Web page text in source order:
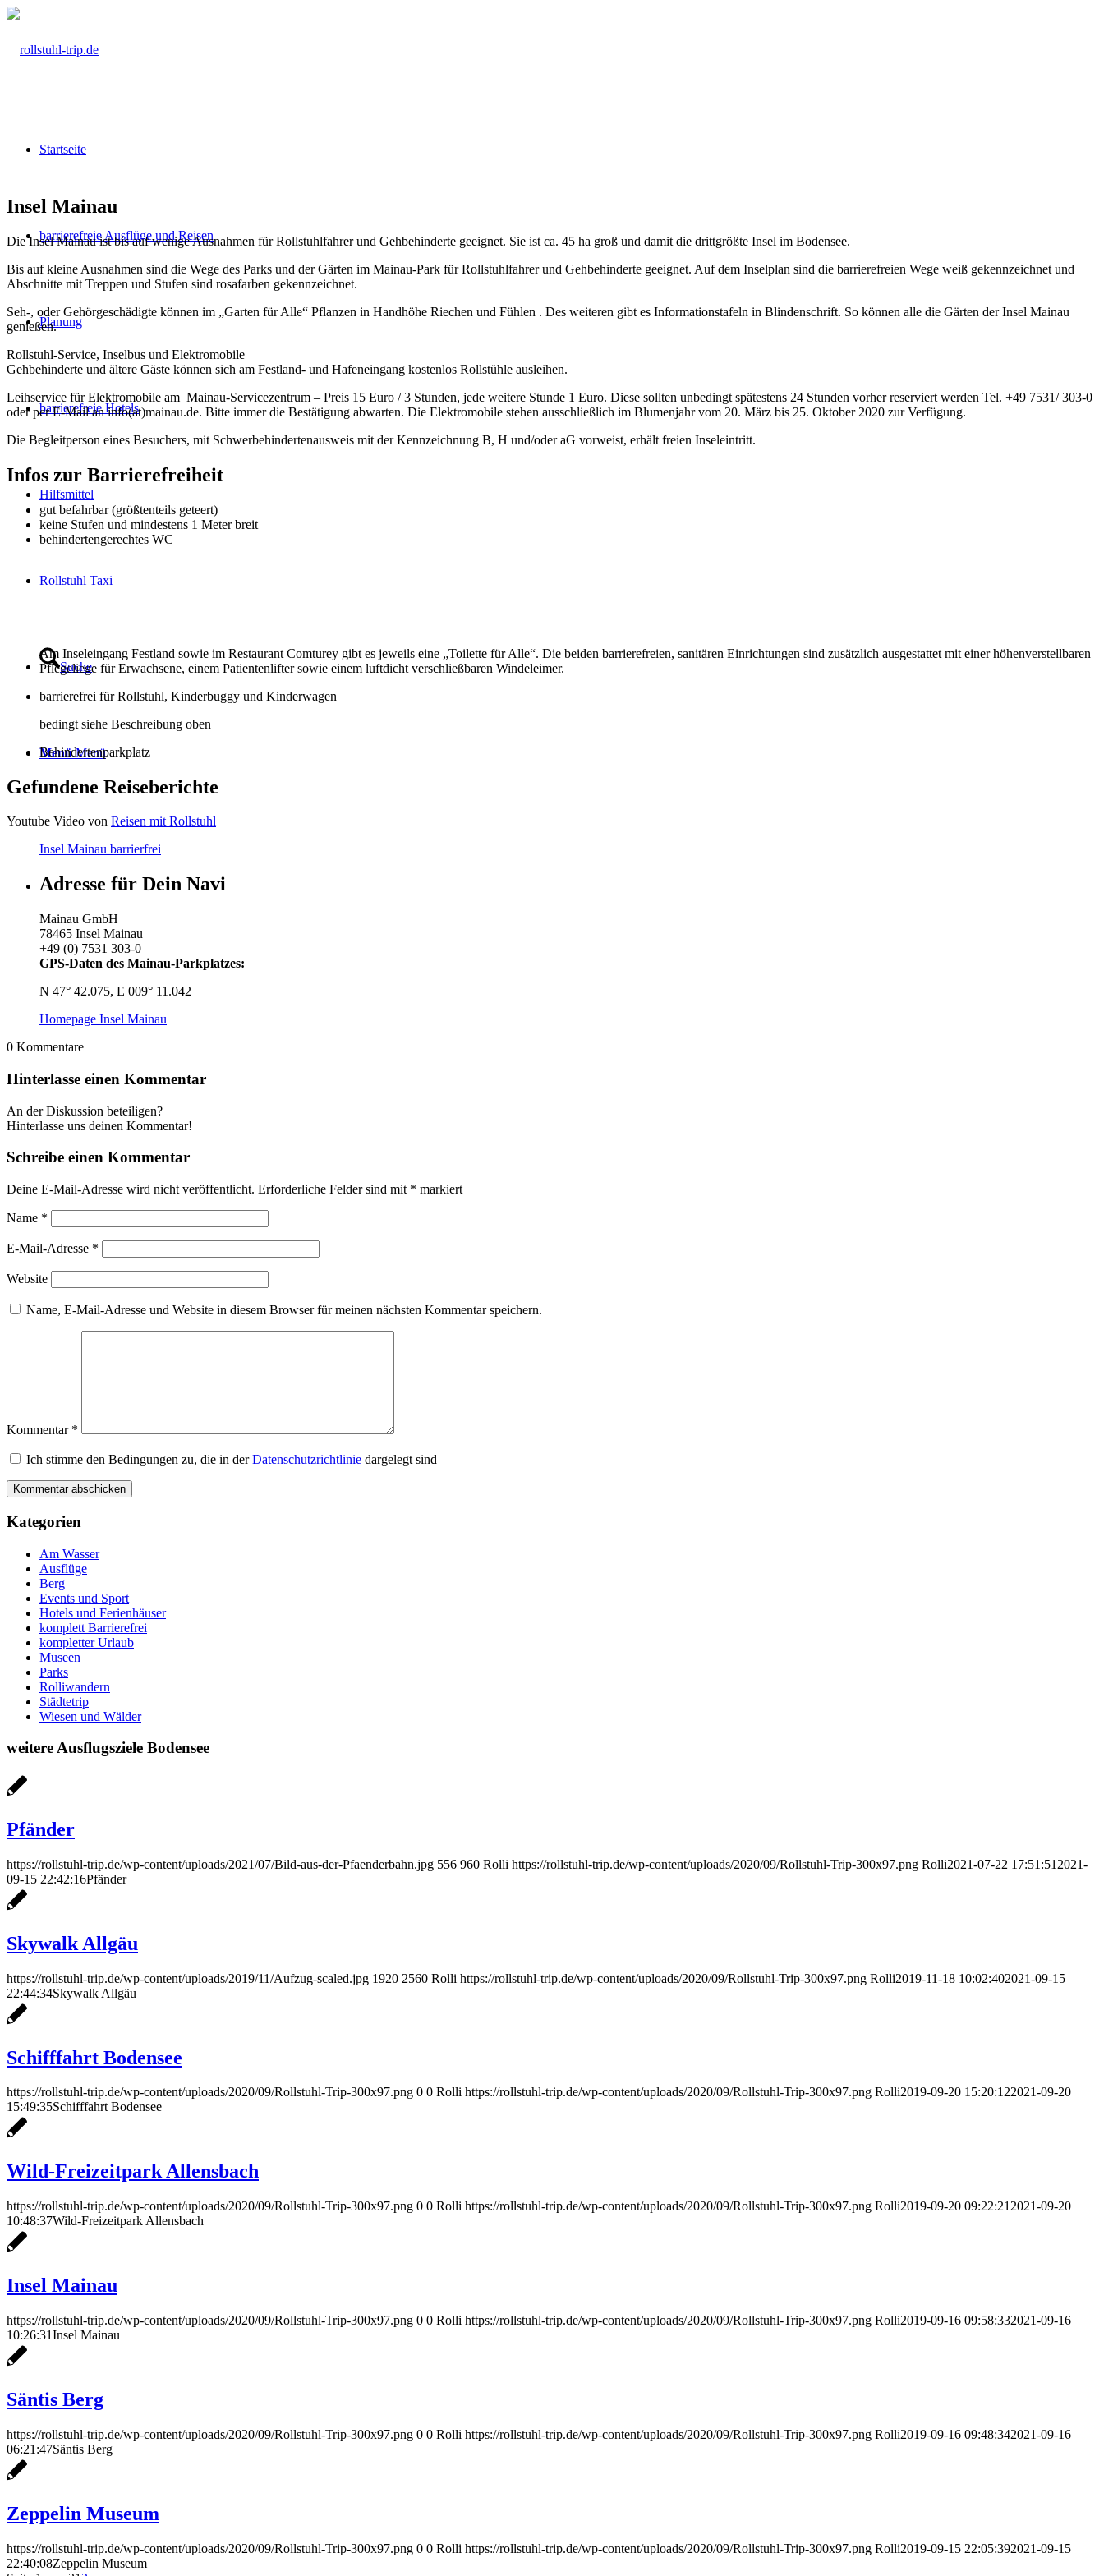
Startseite
barrierefreie Ausflüge und Reisen
Planung
barrierefreie Hotels
Hilfsmittel
Rollstuhl Taxi
Suche
Menü Menü
Insel Mainau
Die Insel Mainau ist bis auf wenige Ausnahmen für Rollstuhlfahrer und Gehbehinderte geeignet. Sie ist ca. 45 ha groß und damit die drittgrößte Insel im Bodensee.
Bis auf kleine Ausnahmen sind die Wege des Parks und der Gärten im Mainau-Park für Rollstuhlfahrer und Gehbehinderte geeignet. Auf dem Inselplan sind die barrierefreien Wege weiß gekennzeichnet und
Abschnitte mit Treppen und Stufen sind rosafarben gekennzeichnet.
Seh-, oder Gehörgeschädigte können im „Garten für Alle“ Pflanzen in Handhöhe Riechen und Fühlen . Des weiteren gibt es Informationstafeln in Blindenschrift. So können alle die Gärten der Insel Mainau
genießen.
Rollstuhl-Service, Inselbus und Elektromobile
Gehbehinderte und ältere Gäste können sich am Festland- und Hafeneingang kostenlos Rollstühle ausleihen.
Leihservice für Elektromobile am Mainau-Servicezentrum – Preis 15 Euro / 3 Stunden, jede weitere Stunde 1 Euro. Diese sollten unbedingt spätestens 24 Stunden vorher reserviert werden Tel. +49 7531/ 303-0
oder per E-Mail an info(at)mainau.de. Bitte immer die Bestätigung abwarten. Die Elektromobile stehen ausschließlich im Blumenjahr vom 20. März bis 25. Oktober 2020 zur Verfügung.
Die Begleitperson eines Besuchers, mit Schwerbehindertenausweis mit der Kennzeichnung B, H und/oder aG vorweist, erhält freien Inseleintritt.
Infos zur Barrierefreiheit
gut befahrbar (größtenteils geteert)
keine Stufen und mindestens 1 Meter breit
behindertengerechtes WC
Am Inseleingang Festland sowie im Restaurant Comturey gibt es jeweils eine „Toilette für Alle“. Die beiden barrierefreien, sanitären Einrichtungen sind zusätzlich ausgestattet mit einer höhenverstellbaren
Pflegeliege für Erwachsene, einem Patientenlifter sowie einem luftdicht verschließbaren Windeleimer.
barrierefrei für Rollstuhl, Kinderbuggy und Kinderwagen
bedingt siehe Beschreibung oben
Behindertenparkplatz
Gefundene Reiseberichte
Youtube Video von Reisen mit Rollstuhl
Insel Mainau barrierfrei
Adresse für Dein Navi
Mainau GmbH
78465 Insel Mainau
+49 (0) 7531 303-0
GPS-Daten des Mainau-Parkplatzes:
N 47° 42.075, E 009° 11.042
Homepage Insel Mainau
0 Kommentare
Hinterlasse einen Kommentar
An der Diskussion beteiligen?
Hinterlasse uns deinen Kommentar!
Schreibe einen Kommentar
Deine E-Mail-Adresse wird nicht veröffentlicht. Erforderliche Felder sind mit * markiert
Name *
E-Mail-Adresse *
Website
Name, E-Mail-Adresse und Website in diesem Browser für meinen nächsten Kommentar speichern.
Kommentar *
Ich stimme den Bedingungen zu, die in derDatenschutzrichtlinie dargelegt sind
Kategorien
Am Wasser
Ausflüge
Berg
Events und Sport
Hotels und Ferienhäuser
komplett Barrierefrei
kompletter Urlaub
Museen
Parks
Rolliwandern
Städtetrip
Wiesen und Wälder
weitere Ausflugsziele Bodensee
Pfänder
https://rollstuhl-trip.de/wp-content/uploads/2021/07/Bild-aus-der-Pfaenderbahn.jpg 556 960 Rolli https://rollstuhl-trip.de/wp-content/uploads/2020/09/Rollstuhl-Trip-300x97.png Rolli2021-07-22 17:51:51 2021-
09-15 22:42:16Pfänder
Skywalk Allgäu
https://rollstuhl-trip.de/wp-content/uploads/2019/11/Aufzug-scaled.jpg 1920 2560 Rolli https://rollstuhl-trip.de/wp-content/uploads/2020/09/Rollstuhl-Trip-300x97.png Rolli2019-11-18 10:02:402021-09-15
22:44:34Skywalk Allgäu
Schifffahrt Bodensee
https://rollstuhl-trip.de/wp-content/uploads/2020/09/Rollstuhl-Trip-300x97.png 0 0 Rolli https://rollstuhl-trip.de/wp-content/uploads/2020/09/Rollstuhl-Trip-300x97.png Rolli2019-09-20 15:20:122021-09-20
15:49:35Schifffahrt Bodensee
Wild-Freizeitpark Allensbach
https://rollstuhl-trip.de/wp-content/uploads/2020/09/Rollstuhl-Trip-300x97.png 0 0 Rolli https://rollstuhl-trip.de/wp-content/uploads/2020/09/Rollstuhl-Trip-300x97.png Rolli2019-09-20 09:22:21 2021-09-20
10:48:37Wild-Freizeitpark Allensbach
Insel Mainau
https://rollstuhl-trip.de/wp-content/uploads/2020/09/Rollstuhl-Trip-300x97.png 0 0 Rolli https://rollstuhl-trip.de/wp-content/uploads/2020/09/Rollstuhl-Trip-300x97.png Rolli2019-09-16 09:58:332021-09-16
10:26:31Insel Mainau
Säntis Berg
https://rollstuhl-trip.de/wp-content/uploads/2020/09/Rollstuhl-Trip-300x97.png 0 0 Rolli https://rollstuhl-trip.de/wp-content/uploads/2020/09/Rollstuhl-Trip-300x97.png Rolli2019-09-16 09:48:342021-09-16
06:21:47Säntis Berg
Zeppelin Museum
https://rollstuhl-trip.de/wp-content/uploads/2020/09/Rollstuhl-Trip-300x97.png 0 0 Rolli https://rollstuhl-trip.de/wp-content/uploads/2020/09/Rollstuhl-Trip-300x97.png Rolli2019-09-15 22:05:392021-09-15
22:40:08Zeppelin Museum